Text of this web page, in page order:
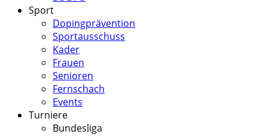
Sport
Dopingprävention
Sportausschuss
Kader
Frauen
Senioren
Fernschach
Events
Turniere
Bundesliga